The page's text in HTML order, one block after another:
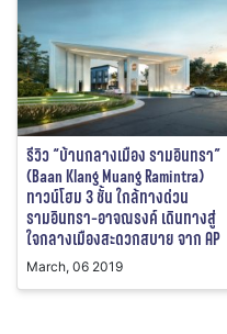
รีวิว “บ้านกลางเมือง รามอินทรา”
(Baan Klang Muang Ramintra)
ทาวน์โฮม 3 ชั้น ใกล้ทางด่วน
รามอินทรา-อาจณรงค์ เดินทางสู่
ใจกลางเมืองสะดวกสบาย จาก AP
March, 06 2019